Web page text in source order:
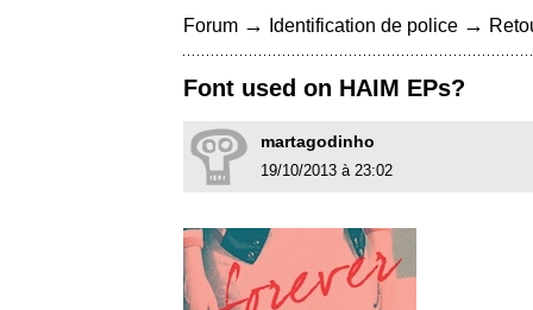
Forum → Identification de police →
Font used on HAIM EPs?
martagodinho
19/10/2013 à 23:02